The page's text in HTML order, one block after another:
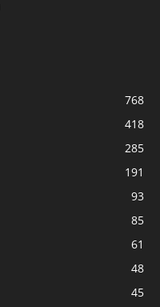
768
418
285
191
93
85
61
48
45